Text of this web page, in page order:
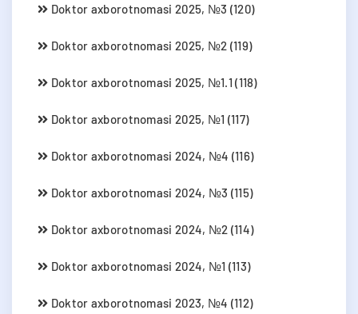
Doktor axborotnomasi 2025, №3 (120)
Doktor axborotnomasi 2025, №2 (119)
Doktor axborotnomasi 2025, №1.1 (118)
Doktor axborotnomasi 2025, №1 (117)
Doktor axborotnomasi 2024, №4 (116)
Doktor axborotnomasi 2024, №3 (115)
Doktor axborotnomasi 2024, №2 (114)
Doktor axborotnomasi 2024, №1 (113)
Doktor axborotnomasi 2023, №4 (112)